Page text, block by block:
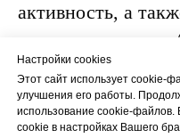
активность, а
наследственных
помогает выявить
особенности
Настройки cookies
Этот сайт использует cookie-
улучшения его работы.
использование cookie-
cookie в настройках Вашего